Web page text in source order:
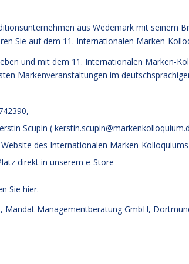
aus Wedemark mit seinem
Sie auf dem 11. Internationalen Marken-
und mit dem 11. Internationalen Marken-
Markenveranstaltungen im
Scupin (
Website des Internationalen Marken-Kolloquiums
direkt in unserem e-Store
Sie hier.
, Mandat Managementberatung GmbH,